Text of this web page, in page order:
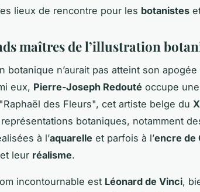
lieux de rencontre pour les botanistes
maîtres de l’illustration
botanique n’aurait pas atteint son
eux, Pierre-Joseph Redouté occupe
des Fleurs", cet artiste belge du
botaniques, notamment
à l’aquarelle et parfois à l’encre de
et leur réalisme.
incontournable est Léonard de Vinci,